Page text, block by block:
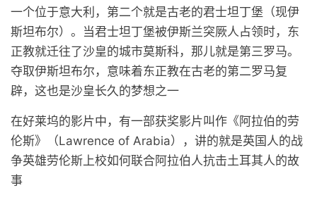
一个位于意大利，第二个就是古老的君士坦丁堡（现伊
斯坦布尔）。当君士坦丁堡被伊斯兰突厥人占领时，东
正教就迁往了沙皇的城市莫斯科，那儿就是第三罗马。
夺取伊斯坦布尔，意味着东正教在古老的第二罗马复
辟，这也是沙皇长久的梦想之一
在好莱坞的影片中，有一部获奖影片叫作《阿拉伯的劳
伦斯》（Lawrence of Arabia），讲的就是英国人的战
争英雄劳伦斯上校如何联合阿拉伯人抗击土耳其人的故
事